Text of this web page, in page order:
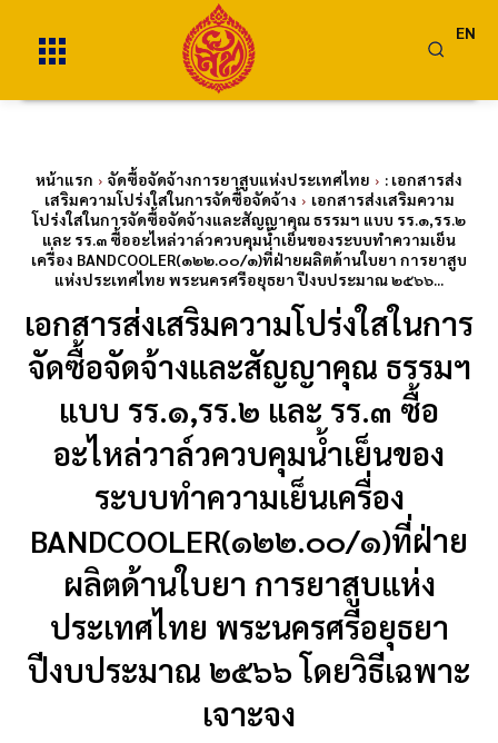
EN
หน้าแรก จัดซื้อจัดจ้างการยาสูบแห่งประเทศไทย
: เอกสารส่ง
เสริมความโปร่งใสในการจัดซื้อจัดจ้าง
เอกสารส่งเสริมความ
โปร่งใสในการจัดซื้อจัดจ้างและสัญญาคุณ ธรรมฯ แบบ รร.๑,รร.๒
และ รร.๓ ซื้ออะไหล่วาล์วควบคุมน้ำเย็นของระบบทำความเย็น
เครื่อง BANDCOOLER(๑๒๒.๐๐/๑)ที่ฝ่ายผลิตด้านใบยา การยาสูบ
แห่งประเทศไทย พระนครศรีอยุธยา ปีงบประมาณ ๒๕๖๖...
เอกสารส่งเสริมความโปร่งใสในการ
จัดซื้อจัดจ้างและสัญญาคุณ ธรรมฯ
แบบ รร.๑,รร.๒ และ รร.๓ ซื้อ
อะไหล่วาล์วควบคุมน้ำเย็นของ
ระบบทำความเย็นเครื่อง
BANDCOOLER(๑๒๒.๐๐/๑)ที่ฝ่าย
ผลิตด้านใบยา การยาสูบแห่ง
ประเทศไทย พระนครศรีอยุธยา
ปีงบประมาณ ๒๕๖๖ โดยวิธีเฉพาะ
เจาะจง